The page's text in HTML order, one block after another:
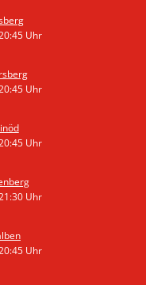
Uhr
Uhr
Uhr
Uhr
Uhr